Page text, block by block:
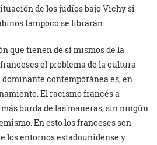
de los judíos bajo Vichy si
tampoco se librarán.
que tienen de sí mismos de la
el problema de la cultura
dominante contemporánea es, en
El racismo francés a
burda de las maneras, sin ningún
En esto los franceses son
los entornos estadounidense y